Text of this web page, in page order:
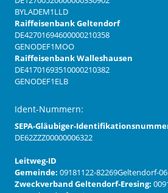
BYLADEM1LLD
Raiffeisenbank Geltendorf
DE42701694600000210358
GENODEF1MOO
Raiffeisenbank Walleshausen
DE41701693510000210382
GENODEF1ELB
Ident-Nummern:
SEPA-Gläubiger-
DE62ZZZ00000006322
Leitweg-ID
Gemeinde: 09181122-82269Geltendorf-06
Zweckverband Geltendorf-Eresing: